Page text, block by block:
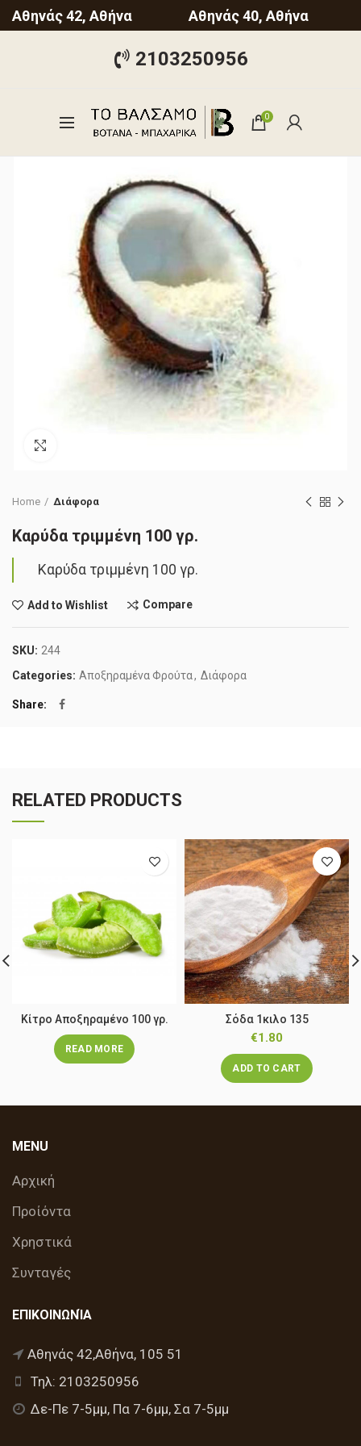
Αθηνάς 42, Αθήνα Αθηνάς 40, Αθήνα
2103250956
0
Home Διάφορα
Καρύδα τριμμένη 100 γρ.
Καρύδα τριμμένη 100 γρ.
Add to Wishlist Compare
SKU: 244
Categories: Αποξηραμένα Φρούτα, Διάφορα
Share
RELATED PRODUCTS
Κίτρο Αποξηραμένο 100 γρ.
READ MORE
Σόδα 1κιλο 135
€1.80
ADD TO CART
MENU
Αρχική
Προίόντα
Χρηστικά
Συνταγές
ΕΠΙΚΟΙΝΩΝΊΑ
Αθηνάς 42,Αθήνα, 105 51
Τηλ: 2103250956
Δε-Πε 7-5μμ, Πα 7-6μμ, Σα 7-5μμ